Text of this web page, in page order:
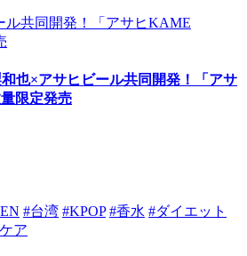
也×アサヒビール共同開発！「アサ
限定発売
#台湾 #KPOP #香水 #ダイエット
ア